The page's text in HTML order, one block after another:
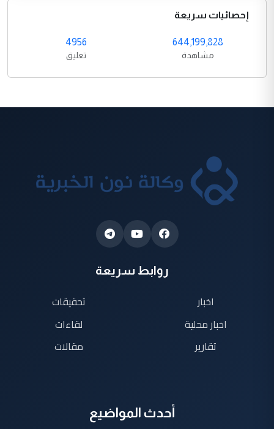
إحصائيات سريعة
644,199,828
مشاهدة
4956
تعليق
روابط سريعة
اخبار
اخبار محلية
تقارير
تحقيقات
لقاءات
مقالات
أحدث المواضيع